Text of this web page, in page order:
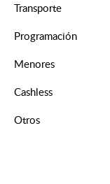
Transporte
Programación
Menores
Cashless
Otros